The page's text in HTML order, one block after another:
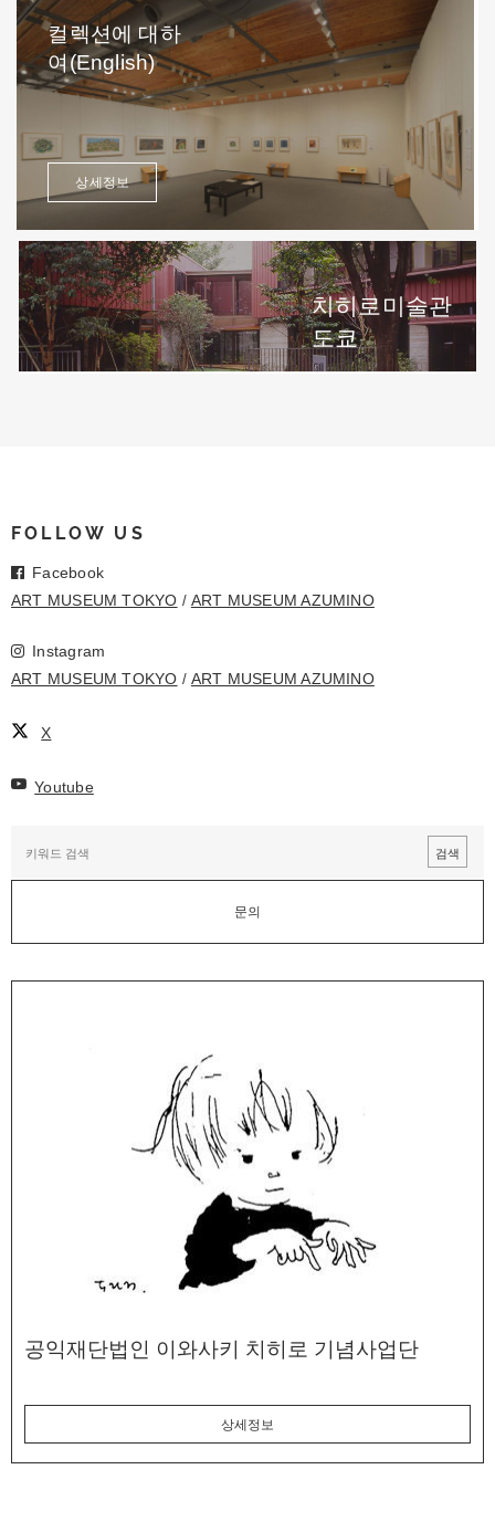
컬렉션에 대하
여(English)
상세정보
치히로미술관
도쿄
FOLLOW US
Facebook
ART MUSEUM TOKYO
ART MUSEUM AZUMINO
Instagram
ART MUSEUM TOKYO
ART MUSEUM AZUMINO
X
Youtube
문의
공익재단법인 이와사키 치히로 기념사업단
상세정보